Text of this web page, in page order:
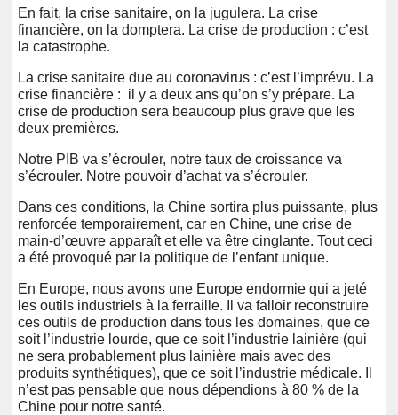
En fait, la crise sanitaire, on la jugulera. La crise
financière, on la domptera. La crise de production : c’est
la catastrophe.
La crise sanitaire due au coronavirus : c’est l’imprévu. La
crise financière : il y a deux ans qu’on s’y prépare. La
crise de production sera beaucoup plus grave que les
deux premières.
Notre PIB va s’écrouler, notre taux de croissance va
s’écrouler. Notre pouvoir d’achat va s’écrouler.
Dans ces conditions, la Chine sortira plus puissante, plus
renforcée temporairement, car en Chine, une crise de
main-d’œuvre apparaît et elle va être cinglante. Tout ceci
a été provoqué par la politique de l’enfant unique.
En Europe, nous avons une Europe endormie qui a jeté
les outils industriels à la ferraille. Il va falloir reconstruire
ces outils de production dans tous les domaines, que ce
soit l’industrie lourde, que ce soit l’industrie lainière (qui
ne sera probablement plus lainière mais avec des
produits synthétiques), que ce soit l’industrie médicale. Il
n’est pas pensable que nous dépendions à 80 % de la
Chine pour notre santé.